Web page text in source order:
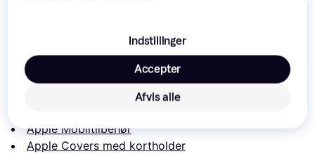
Læs om produktet
Laveste pris for
Apple FineWoven Wallet with MagSafe
for iPhone Dark Green
600 kr.
. Det er den bedste
Apple Mobiltilbehør
Apple Covers med kortholder
Indstillinger
Afvis alle
Accepter